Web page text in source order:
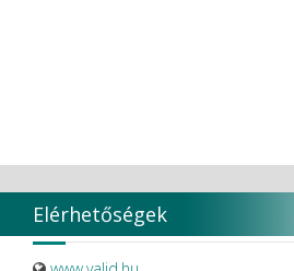
Elérhetőségek